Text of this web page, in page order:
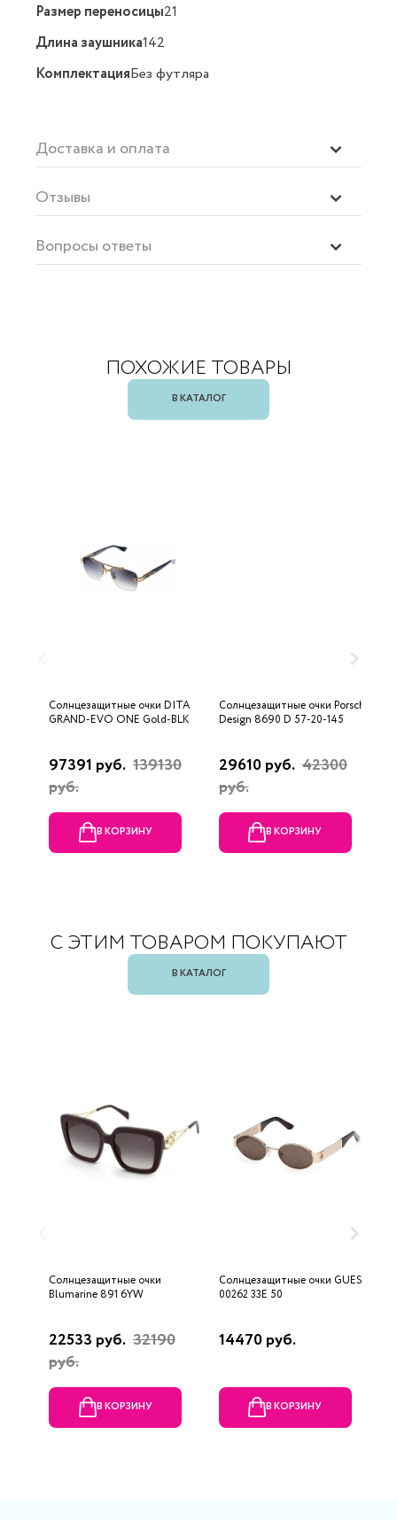
Размер переносицы21
Длина заушника142
КомплектацияБез футляра
Доставка и оплата
Отзывы
Вопросы ответы
ПОХОЖИЕ ТОВАРЫ
В КАТАЛОГ
Солнцезащитные очки DITA
GRAND-EVO ONE Gold-BLK
97391 руб. 139130
руб.
В КОРЗИНУ
Солнцезащитные очки Porsche
Design 8690 D 57-20-145
29610 руб. 42300
руб.
В КОРЗИНУ
С ЭТИМ ТОВАРОМ ПОКУПАЮТ
В КАТАЛОГ
Солнцезащитные очки
Blumarine 891 6YW
22533 руб. 32190
руб.
В КОРЗИНУ
Солнцезащитные очки GUESS
00262 33E 50
14470 руб.
В КОРЗИНУ